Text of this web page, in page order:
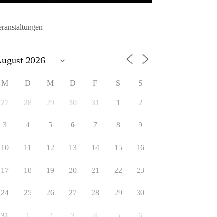
M D M D F S S
27 28 29 30 31 1 2
3 4 5 6 7 8 9
10 11 12 13 14 15 16
17 18 19 20 21 22 23
24 25 26 27 28 29 30
31 1 2 3 4 5 6